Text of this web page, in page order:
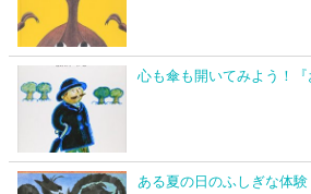
心も傘も開いてみよう！『
ある夏の日のふしぎな体